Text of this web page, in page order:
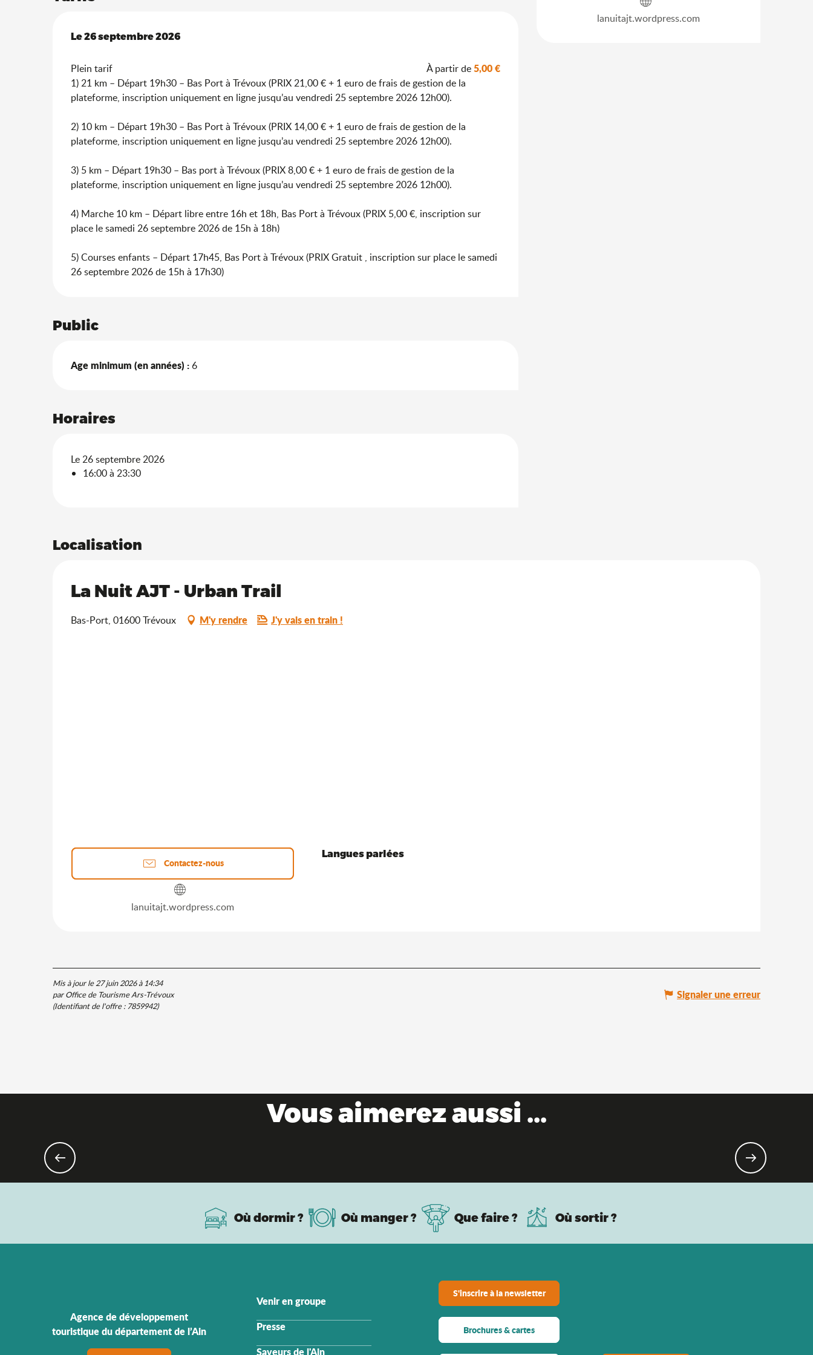
lanuitajt.wordpress.com
Le26 septembre 2026
Le26 septembre 2026
Plein tarif À partir de5,00 €
1) 21 km – Départ 19h30 – Bas Port à Trévoux (PRIX 21,00 € + 1 euro de frais de gestion de la
plateforme, inscription uniquement en ligne jusqu’au vendredi 25 septembre 2026 12h00).
2) 10 km – Départ 19h30 – Bas Port à Trévoux (PRIX 14,00 € + 1 euro de frais de gestion de la
plateforme, inscription uniquement en ligne jusqu’au vendredi 25 septembre 2026 12h00).
3) 5 km – Départ 19h30 – Bas port à Trévoux (PRIX 8,00 € + 1 euro de frais de gestion de la
plateforme, inscription uniquement en ligne jusqu’au vendredi 25 septembre 2026 12h00).
4) Marche 10 km – Départ libre entre 16h et 18h, Bas Port à Trévoux (PRIX 5,00 €, inscription sur
place le samedi 26 septembre 2026 de 15h à 18h)
5) Courses enfants – Départ 17h45, Bas Port à Trévoux (PRIX Gratuit , inscription sur place le samedi
26 septembre 2026 de 15h à 17h30)
Public
Age minimum (en années) : 6
Horaires
Le 26 septembre 2026
16:00 à 23:30
Localisation
La Nuit AJT - Urban Trail
Bas-Port, 01600 Trévoux M'y rendre J'y vais en train !
Contactez-nous
lanuitajt.wordpress.com
Langues parlées
Langues parlées
Mis à jour le 27 juin 2026 à 14:34
par Office de Tourisme Ars-Trévoux
(Identifiant de l'offre : 7859942)
Signaler une erreur
Vous aimerez aussi ...
Où dormir ? Où manger ? Que faire ? Où sortir ?
Agence de développement
touristique du département de l’Ain
Venir en groupe
Presse
Saveurs de l'Ain
S'inscrire à la newsletter
Brochures & cartes